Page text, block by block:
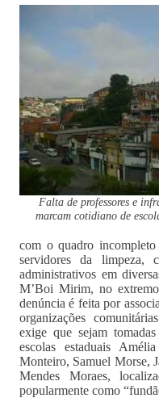
Falta de professores e
marcam cotidiano de
com o quadro incompleto
servidores da limpeza,
administrativos em
M’Boi Mirim, no
denúncia é feita por
organizações
exige que sejam
escolas estaduais
Monteiro, Samuel Morse,
Mendes Moraes,
popularmente como